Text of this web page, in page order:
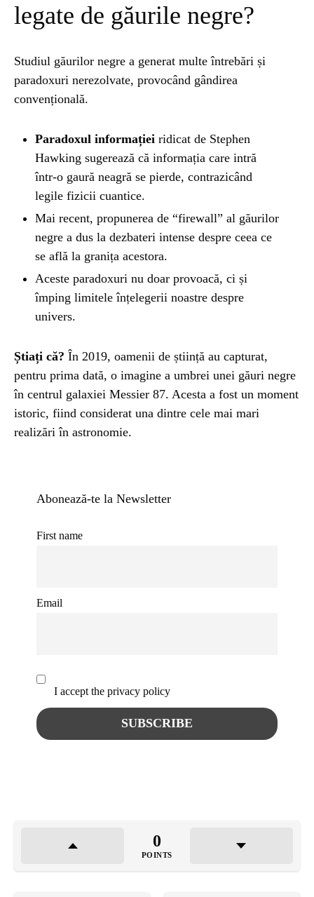
legate de găurile negre?
Studiul găurilor negre a generat multe întrebări și
paradoxuri nerezolvate, provocând gândirea
convențională.
Paradoxul informației ridicat de Stephen
Hawking sugerează că informația care intră
într-o gaură neagră se pierde, contrazicând
legile fizicii cuantice.
Mai recent, propunerea de “firewall” al găurilor
negre a dus la dezbateri intense despre ceea ce
se află la granița acestora.
Aceste paradoxuri nu doar provoacă, ci și
împing limitele înțelegerii noastre despre
univers.
Știați că? În 2019, oamenii de știință au capturat,
pentru prima dată, o imagine a umbrei unei găuri negre
în centrul galaxiei Messier 87. Acesta a fost un moment
istoric, fiind considerat una dintre cele mai mari
realizări în astronomie.
Abonează-te la Newsletter
First name
Email
I accept the privacy policy
0
POINTS